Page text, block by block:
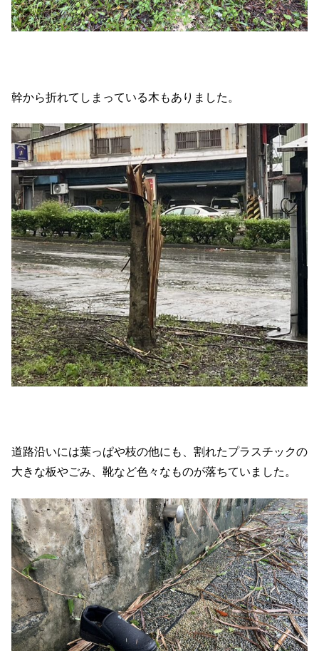
幹から折れてしまっている木もありました。
道路沿いには葉っぱや枝の他にも、割れたプラスチックの
大きな板やごみ、靴など色々なものが落ちていました。